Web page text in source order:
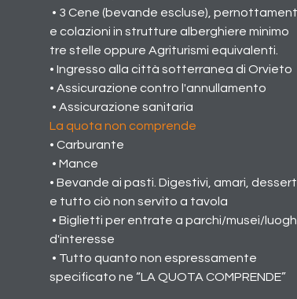
e colazioni in strutture alberghiere minimo
tre stelle oppure Agriturismi equivalenti.
• Ingresso alla città sotterranea di Orvieto
• Assicurazione contro l'annullamento
• Assicurazione sanitaria
La quota non comprende
• Carburante
• Mance
• Bevande ai pasti. Digestivi, amari, dessert
e tutto ciò non servito a tavola
d'interesse
specificato ne “LA QUOTA COMPRENDE”